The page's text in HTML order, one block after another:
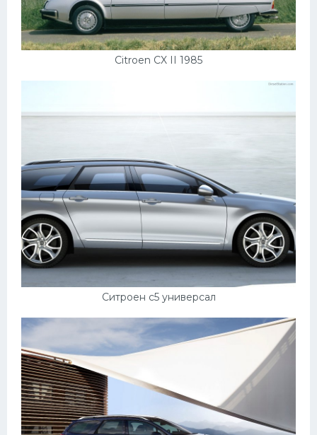
Citroen CX II 1985
Ситроен с5 универсал